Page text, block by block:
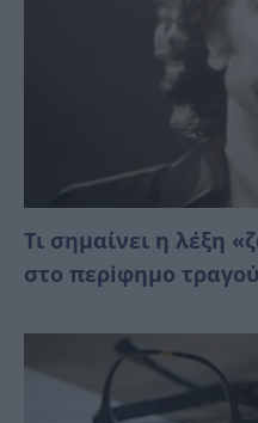
Τι σημαίνει η λέξη
στο περiφημο